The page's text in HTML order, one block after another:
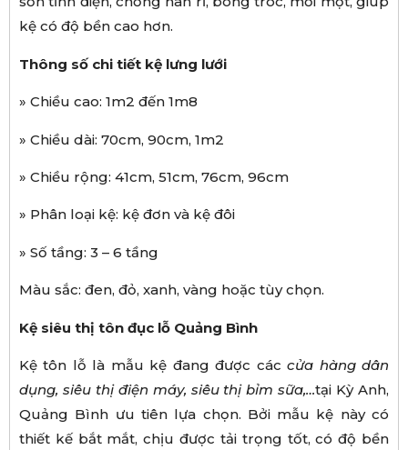
kệ có độ bền cao hơn.
Thông sốchi tiết kệ lưng lưới
» Chiều cao: 1m2 đến 1m8
» Chiều dài: 70cm, 90cm, 1m2
» Chiều rộng: 41cm, 51cm, 76cm, 96cm
» Phân loại kệ: kệ đơn và kệ đôi
» Số tầng: 3 – 6 tầng
Màu sắc: đen, đỏ, xanh, vàng hoặc tùy chọn.
Kệ siêu thị tôn đục lỗ Quảng Bình
Kệ tôn lỗ là mẫu kệ đang được cáccửa hàng dân
dụng, siêu thị điện máy, siêu thị bỉm sữa,…tại Kỳ Anh,
Quảng Bình ưu tiên lựa chọn. Bởi mẫu kệ này có
thiết kế bắt mắt, chịu được tải trọng tốt, có độ bền